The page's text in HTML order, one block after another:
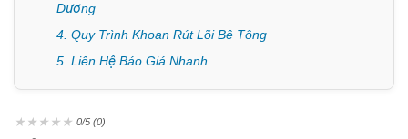
Dương
4. Quy Trình Khoan Rút Lõi Bê Tông
5. Liên Hệ Báo Giá Nhanh
★ ★ ★ ★ ★ 0/5 (0)